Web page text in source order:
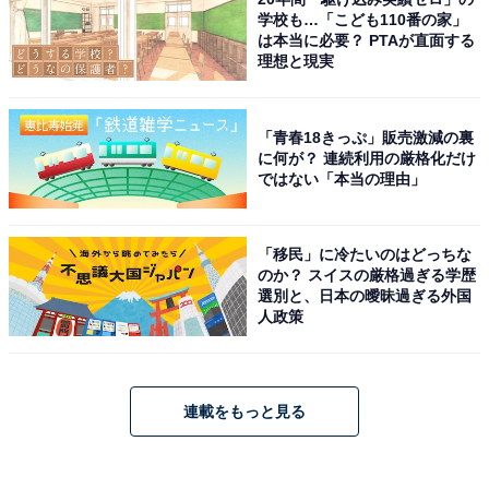
学校も…「こども110番の家」
は本当に必要？ PTAが直面する
理想と現実
「青春18きっぷ」販売激減の裏
に何が？ 連続利用の厳格化だけ
ではない「本当の理由」
「移民」に冷たいのはどっちな
のか？ スイスの厳格過ぎる学歴
選別と、日本の曖昧過ぎる外国
人政策
連載をもっと見る